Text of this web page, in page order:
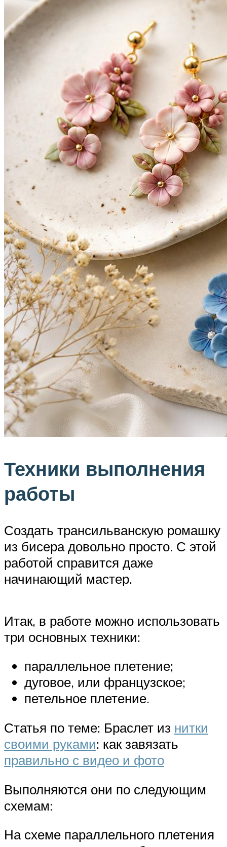
Техники выполнения
работы
Создать трансильванскую ромашку
из бисера довольно просто. С этой
работой справится даже
начинающий мастер.
Итак, в работе можно использовать
три основных техники:
параллельное плетение;
дуговое, или французское;
петельное плетение.
Статья по теме: Браслет из нитки
своими руками: как завязать
правильно с видео и фото
Выполняются они по следующим
схемам:
На схеме параллельного плетения